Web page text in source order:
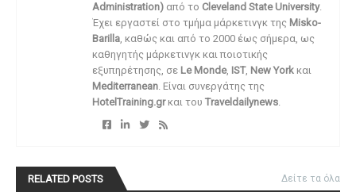
Administration) από το Cleveland State University.
Έχει εργαστεί στο τμήμα μάρκετινγκ της Misko-
Barilla , καθώς και από το 2000 έως σήμερα, ως
καθηγητής μάρκετινγκ και ποιοτικής
εξυπηρέτησης, σε Le Monde, IST, New York και
Mediterranean . Είναι συνεργάτης της
HotelTraining.grκαι του Traveldailynews
RELATED POSTS Δείτε τα όλα